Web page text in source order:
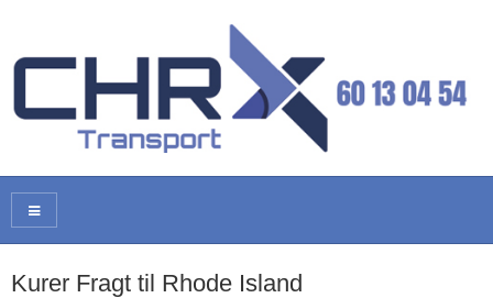
Kurer Fragt til Rhode Island